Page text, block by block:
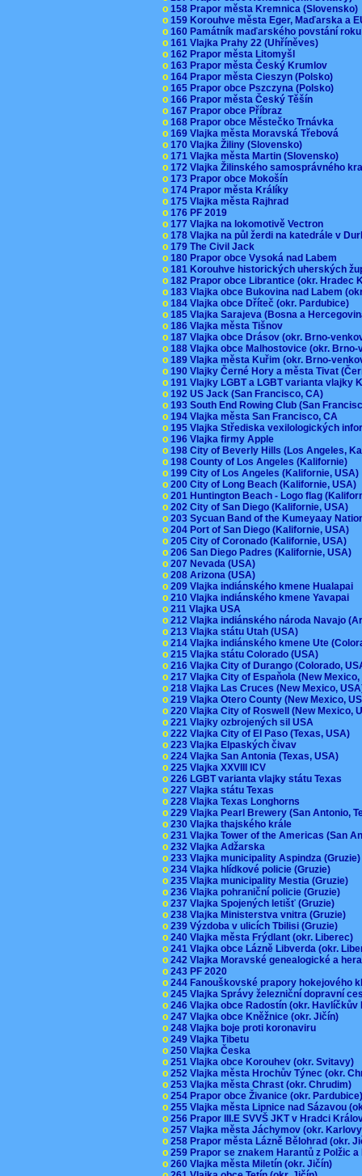
o 158 Prapor města Kremnica (Slovensko)
o 159 Korouhve města Eger, Maďarska a
o 160 Památník maďarského povstání
o 161 Vlajka Prahy 22 (Uhříněves)
o 162 Prapor města Litomyšl
o 163 Prapor města Český Krumlov
o 164 Prapor města Cieszyn (Polsko)
o 165 Prapor obce Pszczyna (Polsko)
o 166 Prapor města Český Těšín
o 167 Prapor obce Příbraz
o 168 Prapor obce Městečko Trnávka
o 169 Vlajka města Moravská Třebová
o 170 Vlajka Žiliny (Slovensko)
o 171 Vlajka města Martin (Slovensko)
o 172 Vlajka Žilinského samosprávného
o 173 Prapor obce Mokošín
o 174 Prapor města Králíky
o 175 Vlajka města Rajhrad
o 176 PF 2019
o 177 Vlajka na lokomotivě Vectron
o 178 Vlajka na půl žerdi na katedrále v
o 179 The Civil Jack
o 180 Prapor obce Vysoká nad Labem
o 181 Korouhve historických uherských
o 182 Prapor obce Librantice (okr. Hradec
o 183 Vlajka obce Bukovina nad Labem
o 184 Vlajka obce Dříteč (okr. Pardubice)
o 185 Vlajka Sarajeva (Bosna a
o 186 Vlajka města Tišnov
o 187 Vlajka obce Drásov (okr. Brno-
o 188 Vlajka obce Malhostovice (okr.
o 189 Vlajka města Kuřim (okr. Brno-
o 190 Vlajky Černé Hory a města Tivat
o 191 Vlajky LGBT a LGBT varianta vlajky
o 192 US Jack (San Francisco, CA)
o 193 South End Rowing Club (San
o 194 Vlajka města San Francisco, CA
o 195 Vlajka Střediska vexilologických
o 196 Vlajka firmy Apple
o 198 City of Beverly Hills (Los Angeles,
o 198 County of Los Angeles (Kalifornie)
o 199 City of Los Angeles (Kalifornie,
o 200 City of Long Beach (Kalifornie, USA)
o 201 Huntington Beach - Logo flag
o 202 City of San Diego (Kalifornie, USA)
o 203 Sycuan Band of the Kumeyaay
o 204 Port of San Diego (Kalifornie, USA)
o 205 City of Coronado (Kalifornie, USA)
o 206 San Diego Padres (Kalifornie, USA)
o 207 Nevada (USA)
o 208 Arizona (USA)
o 209 Vlajka indiánského kmene Hualapai
o 210 Vlajka indiánského kmene Yavapai
o 211 Vlajka USA
o 212 Vlajka indiánského národa Navajo
o 213 Vlajka státu Utah (USA)
o 214 Vlajka indiánského kmene Ute
o 215 Vlajka státu Colorado (USA)
o 216 Vlajka City of Durango (Colorado,
o 217 Vlajka City of Espaňola (New
o 218 Vlajka Las Cruces (New Mexico,
o 219 Vlajka Otero County (New Mexico,
o 220 Vlajka City of Roswell (New Mexico,
o 221 Vlajky ozbrojených sil USA
o 222 Vlajka City of El Paso (Texas, USA)
o 223 Vlajka Elpaských čivav
o 224 Vlajka San Antonia (Texas, USA)
o 225 Vlajka XXVIII ICV
o 226 LGBT varianta vlajky státu Texas
o 227 Vlajka státu Texas
o 228 Vlajka Texas Longhorns
o 229 Vlajka Pearl Brewery (San Antonio,
o 230 Vlajka thajského krále
o 231 Vlajka Tower of the Americas (San
o 232 Vlajka Adžarska
o 233 Vlajka municipality Aspindza
o 234 Vlajka hlídkové policie (Gruzie)
o 235 Vlajka municipality Mestia (Gruzie)
o 236 Vlajka pohraniční policie (Gruzie)
o 237 Vlajka Spojených letišť (Gruzie)
o 238 Vlajka Ministerstva vnitra (Gruzie)
o 239 Výzdoba v ulicích Tbilisi (Gruzie)
o 240 Vlajka města Frýdlant (okr. Liberec)
o 241 Vlajka obce Lázně Libverda (okr.
o 242 Vlajka Moravské genealogické a
o 243 PF 2020
o 244 Fanouškovské prapory hokejového
o 245 Vlajka Správy železniční dopravní
o 246 Vlajka obce Radostín (okr.
o 247 Vlajka obce Kněžnice (okr. Jičín)
o 248 Vlajka boje proti koronaviru
o 249 Vlajka Tibetu
o 250 Vlajka Česka
o 251 Vlajka obce Korouhev (okr. Svitavy)
o 252 Vlajka města Hrochův Týnec (okr.
o 253 Vlajka města Chrast (okr. Chrudim)
o 254 Prapor obce Živanice (okr.
o 255 Vlajka města Lipnice nad Sázavou
o 256 Prapor III.E SVVŠ JKT v Hradci
o 257 Vlajka města Jáchymov (okr.
o 258 Prapor města Lázně Bělohrad (okr.
o 259 Prapor se znakem Harantů z Polžic
o 260 Vlajka města Miletín (okr. Jičín)